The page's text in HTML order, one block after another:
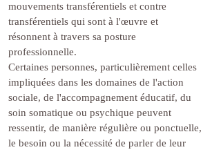
mouvements transférentiels et contre
transférentiels qui sont à l'œuvre et
résonnent à travers sa posture
professionnelle.
Certaines personnes, particulièrement celles
impliquées dans les domaines de l'action
sociale, de l'accompagnement éducatif, du
soin somatique ou psychique peuvent
ressentir, de manière régulière ou ponctuelle,
le besoin ou la nécessité de parler de leur